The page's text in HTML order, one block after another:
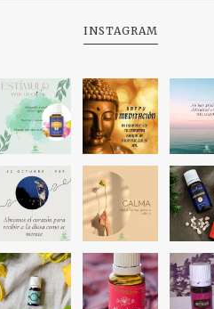
INSTAGRAM